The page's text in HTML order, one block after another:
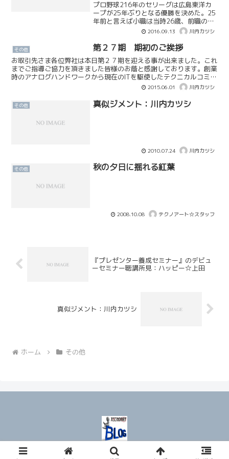
プロ野球216年のセリーグは広島東洋カ
ープが25年ぶりとなる優勝を決めた。25
年前と言えば小職は当時26歳、前職の陸
上自衛隊で3等陸曹として日々訓練に汗を
流していた頃である。さて、この広島東
洋カープの25年ぶり優勝を成し遂げる前
年から、黒田...
2016.09.13 川内カツシ
その他 第２７期 期初のご挨拶
お取引先さま各位弊社は本日第２７期を迎える事が出来ました。これ
までご指導ご協力を頂きました皆様のお蔭と感謝しております。創業
時のアナログハンドワークから現在のITを駆使したテクニカルコミュ
ニケーションサービスの提供に至るまで、まさに発見と挑...
2015.06.01 川内カツシ
その他 真似ジメント：川内カツシ
2010.07.24 川内カツシ
その他 秋の夕日に揺れる紅葉
2008.10.08 テクノアート☆スタッフ
『プレゼンター養成セミナー』のデビュ
ーセミナー聴講所見：ハッピー☆上田
真似ジメント：川内カツシ
ホーム その他
© 2008 テクノアート★ブログ.